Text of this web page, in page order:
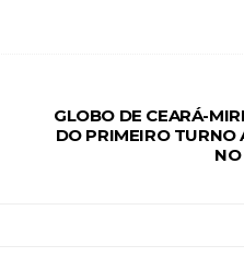
GLOBO DE CEARÁ-
DO PRIMEIRO TURNO